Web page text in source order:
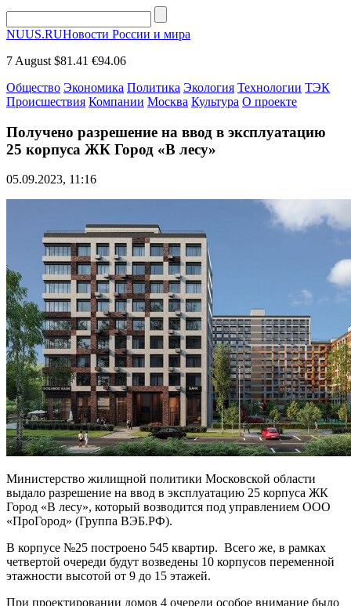
NUUS.RUНовости России и мира
7 August $81.41 €94.06
Общество Экономика Политика Экология Технологии ТЭК
Происшествия Компании Москва Культура О проекте
Получено разрешение на ввод в эксплуатацию
25 корпуса ЖК Город «В лесу»
05.09.2023, 11:16
Министерство жилищной политики Московской области
выдало разрешение на ввод в эксплуатацию 25 корпуса ЖК
Город «В лесу», который возводится под управлением ООО
«ПроГород» (Группа ВЭБ.РФ).
В корпусе №25 построено 545 квартир. Всего же, в рамках
четвертой очереди будут возведены 10 корпусов переменной
этажности высотой от 9 до 15 этажей.
При проектировании домов 4 очереди особое внимание было